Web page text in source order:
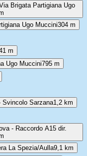
Brigata Partigiana Ugo
Ugo Muccini304 m
m
Ugo Muccini795 m
Svincolo Sarzana1,2 km
- Raccordo A15 dir.
La Spezia/Aulla9,1 km